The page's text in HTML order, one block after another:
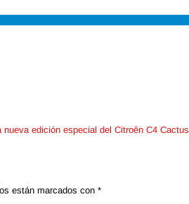
nueva edición especial del Citroên C4 Cactus
están marcados con *